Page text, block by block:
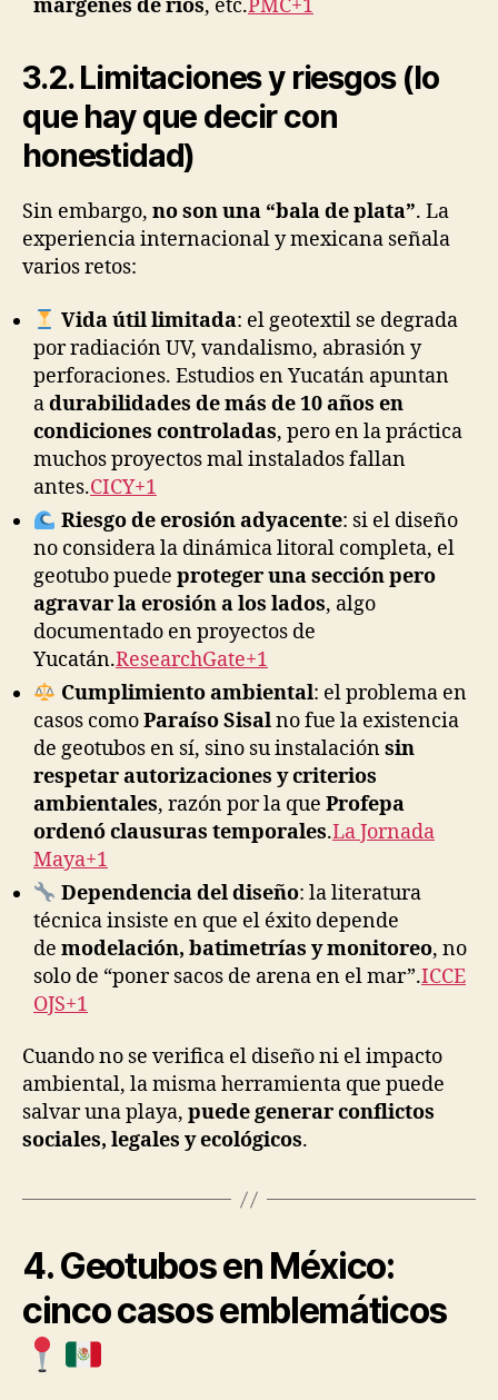
márgenes de ríos, etc.PMC+1
3.2. Limitaciones y riesgos (lo
que hay que decir con
honestidad)
Sin embargo, no son una “bala de plata”. La
experiencia internacional y mexicana señala
varios retos:
Vida útil limitada: el geotextil se degrada
por radiación UV, vandalismo, abrasión y
perforaciones. Estudios en Yucatán apuntan
adurabilidades de más de 10 años en
condiciones controladas, pero en la práctica
muchos proyectos mal instalados fallan
antes.CICY+1
Riesgo de erosión adyacente: si el diseño
no considera la dinámica litoral completa, el
geotubo puede proteger una sección pero
agravar la erosión a los lados, algo
documentado en proyectos de
Yucatán.ResearchGate+1
Cumplimiento ambiental: el problema en
casos comoParaíso Sisalno fue la existencia
de geotubos en sí, sino su instalaciónsin
respetar autorizaciones y criterios
ambientales, razón por la que Profepa
ordenó clausuras temporales.La Jornada
Maya+1
Dependencia del diseño: la literatura
técnica insiste en que el éxito depende
de modelación, batimetrías y monitoreo, no
solo de “poner sacos de arena en el mar”.ICCE
OJS+1
Cuando no se verifica el diseño ni el impacto
ambiental, la misma herramienta que puede
salvar una playa, puede generar conflictos
sociales, legales y ecológicos.
4. Geotubos en México:
cinco casos emblemáticos